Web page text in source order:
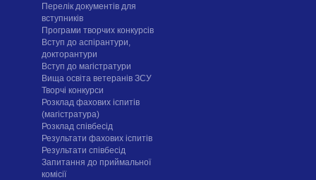
Перелік документів для
вступників
Програми творчих конкурсiв
Вступ до аспірантури,
докторантури
Вступ до магістратури
Вища освіта ветеранів ЗСУ
Творчі конкурси
Розклад фахових іспитів
(магістратура)
Розклад співбесід
Результати фахових іспитів
Результати співбесід
Запитання до приймальної
комісії